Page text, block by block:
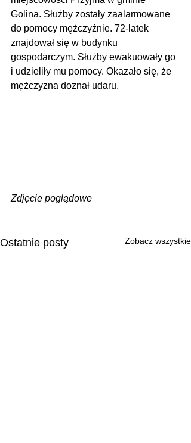
Golina. Służby zostały zaalarmowane
do pomocy mężczyźnie. 72-latek
znajdował się w budynku
gospodarczym. Służby ewakuowały go
i udzieliły mu pomocy. Okazało się, że
mężczyzna doznał udaru.
Zdjęcie poglądowe
Ostatnie posty Zobacz wszystkie